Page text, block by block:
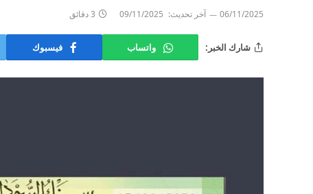
06/11/2025 آخر تحديث: 09/11/2025 3 دقائق
شارك الخبر: واتساب فيسبوك